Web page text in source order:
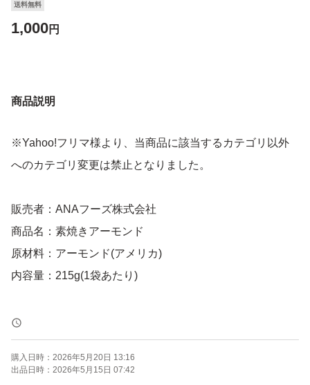
送料無料
1,000円
商品説明
※Yahoo!フリマ様より、当商品に該当するカテゴリ以外
へのカテゴリ変更は禁止となりました。
販売者：ANAフーズ株式会社
商品名：素焼きアーモンド
原材料：アーモンド(アメリカ)
内容量：215g(1袋あたり)
賞味期限は添付の画像 枠内上部に記載
正常保管の未開封品ですのでご安心ください。
購入日時： 2026年5月20日 13:16
出品日時： 2026年5月15日 07:42